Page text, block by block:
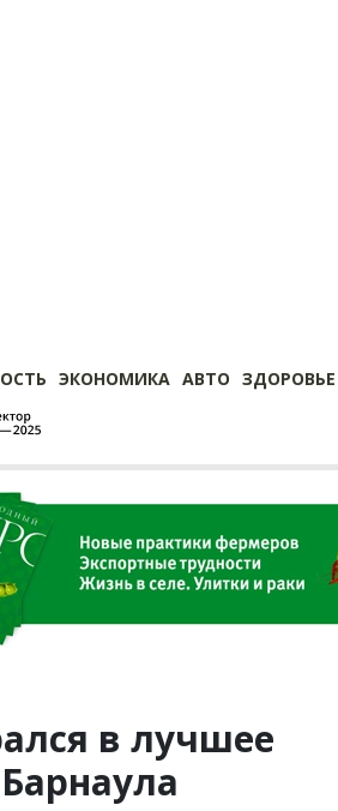
ЭКОНОМИКА АВТО ЗДОРОВЬЕ
в лучшее